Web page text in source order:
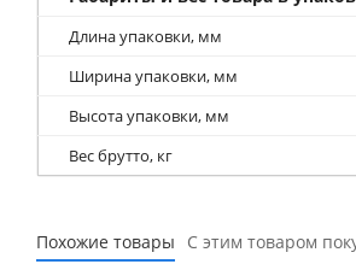
Длина упаковки, мм
Ширина упаковки, мм
Высота упаковки, мм
Вес брутто, кг
Похожие товары С этим товаром